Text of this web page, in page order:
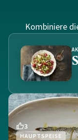
Kombiniere
3
HAUPTSPEISE